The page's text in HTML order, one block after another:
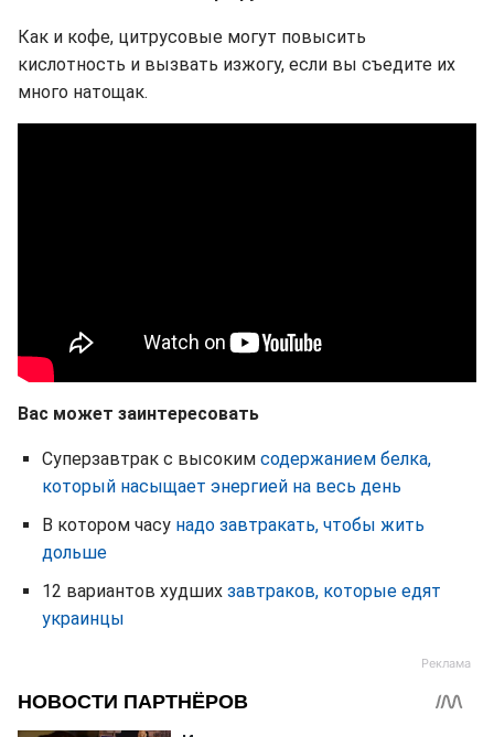
Как и кофе, цитрусовые могут повысить
кислотность и вызвать изжогу, если вы съедите их
много натощак.
Вас может заинтересовать
Суперзавтрак с высоким содержанием белка,
который насыщает энергией на весь день
В котором часу надо завтракать, чтобы жить
дольше
12 вариантов худших завтраков, которые едят
украинцы